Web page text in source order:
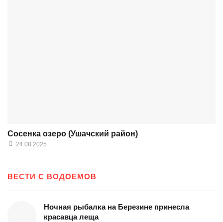
Сосенка озеро (Ушачский район)
24.08.2025
ВЕСТИ С ВОДОЕМОВ
Ночная рыбалка на Березине принесла
красавца леща